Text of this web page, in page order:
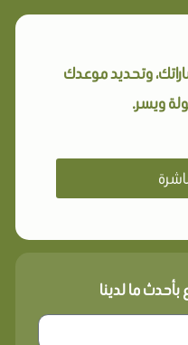
وتحديد موعدك
ويسر.
ما لدينا